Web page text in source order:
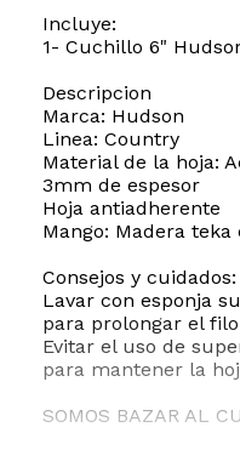
Incluye:
1- Cuchillo 6"
Descripcion
Marca: Hudson
Linea: Country
Material de la hoja:
3mm de espesor
Hoja antiadherente
Mango: Madera
Consejos y cuidados:
Lavar con esponja
para prolongar el
Evitar el uso de
para mantener la
SOMOS BAZAR AL